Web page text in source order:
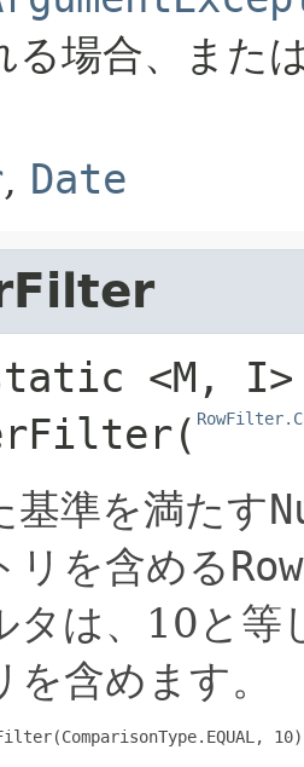
る場合、また
, Date
<M,​ I>
​(
基準を満たす
リを含める
タは、10と等
含めます。